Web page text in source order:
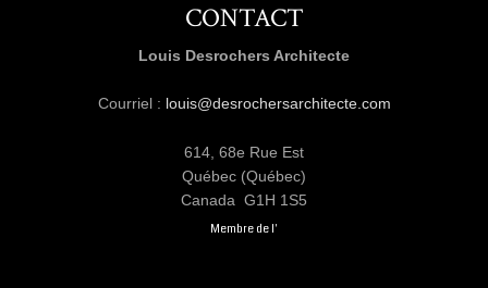
CONTACT
Louis Desrochers Architecte
Courriel : louis@desrochersarchitecte.com
614, 68e Rue Est
Québec (Québec)
Canada G1H 1S5
Membre de l'